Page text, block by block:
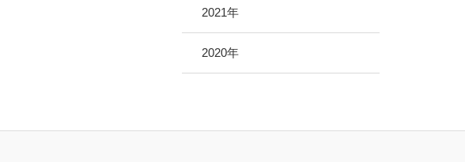
2021年
2020年